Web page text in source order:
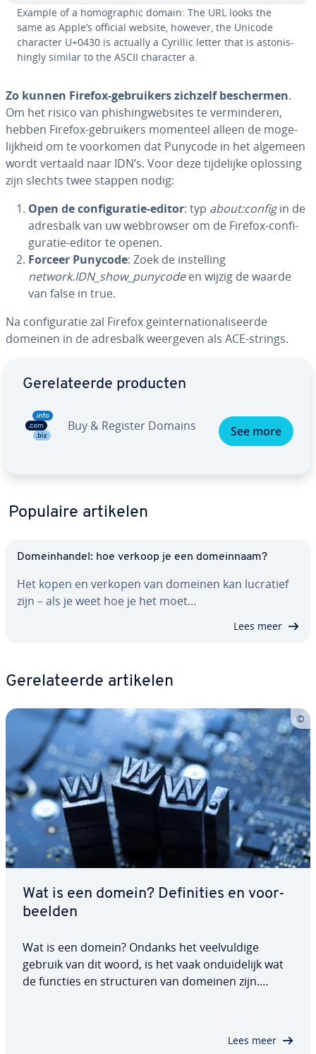
Example of a ho­mo­grap­hic domain: The URL looks the
same as Apple’s official website, however, the Unicode
character U+0430 is actually a Cyrillic letter that is as­to­nis­
hin­gly similar to the ASCII character a.
Zo kunnen Firefox-ge­brui­kers zichzelf be­scher­men.
Om het risico van phis­hing­web­si­tes te ver­min­de­ren,
hebben Firefox-ge­brui­kers momenteel alleen de mo­ge­
lijk­heid om te voorkomen dat Punycode in het algemeen
wordt vertaald naar IDN’s. Voor deze tij­de­lij­ke oplossing
zijn slechts twee stappen nodig:
Open de con­fi­gu­ra­tie-editor: typ about:configin de
adresbalk van uw web­brow­ser om de Firefox-con­fi­
gu­ra­tie-editor te openen.
Forceer Punycode: Zoek de in­stel­ling
network.IDN_show_punycodeen wijzig de waarde
van false in true.
Na con­fi­gu­ra­tie zal Firefox ge­ïn­ter­na­ti­o­na­li­seer­de
domeinen in de adresbalk weergeven als ACE-strings.
Ge­re­la­teer­de producten
Buy & Register Domains See more
Populaire artikelen
Do­mein­han­del: hoe verkoop je een do­mein­naam?
Het kopen en verkopen van domeinen kan lucratief
zijn – als je weet hoe je het moet…
Lees meer
Ge­re­la­teer­de artikelen
Wat is een domein? De­fi­ni­ties en voor­
beel­den
Wat is een domein? Ondanks het veel­vul­di­ge
gebruik van dit woord, is het vaak on­dui­de­lijk wat
de functies en struc­tu­ren van domeinen zijn.
Lees meer